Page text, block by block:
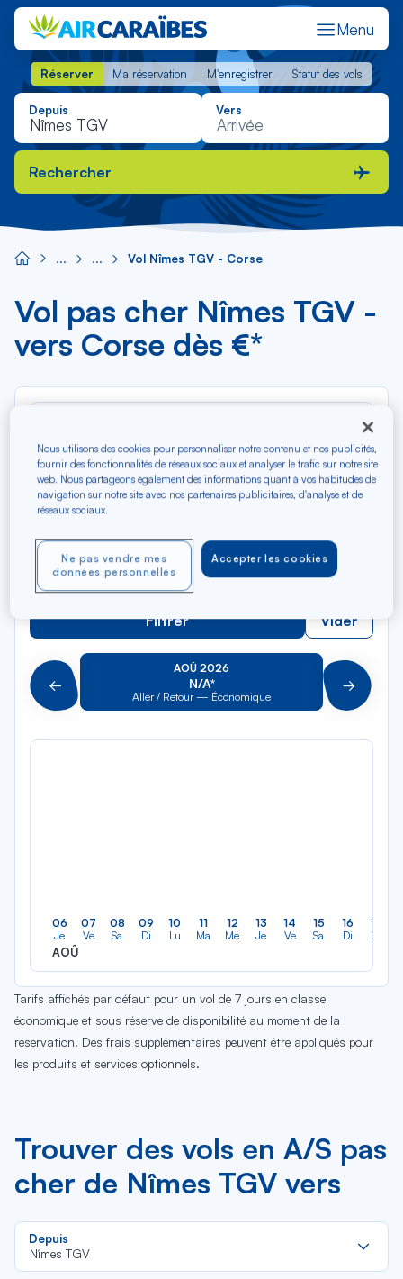
Menu
Réserver Ma réservation M'enregistrer Statut des vols
Réserver Ma réservation M'enregistrer Statut des vols
Depuis Vers
Rechercher
Vol Nîmes TGV - Corse
Vol pas cher Nîmes TGV -
vers Corse dès €*
la
liste
Vers
Pour aller vers
Type de trajet
Aller-Retour Aller simple
Filtrer Vider
Précédent
AOÛ 2026
N/A*
Aller / Retour — Économique Suivant
06
Je
AOÛ
07
Ve
08
Sa
09
Di
10
Lu
11
Ma
12
Me
13
Je
14
Ve
15
Sa
16
Di
17
Lu
Tarifs affichés par défaut pour un vol de 7 jours en classe
économique et sous réserve de disponibilité au moment de la
réservation. Des frais supplémentaires peuvent être appliqués pour
les produits et services optionnels.
Trouver des vols en A/S pas
cher de Nîmes TGV vers
Depuis
Nîmes TGV
Nous utilisons des cookies pour personnaliser notre contenu et nos publicités,
fournir des fonctionnalités de réseaux sociaux et analyser le trafic sur notre site
web. Nous partageons également des informations quant à vos habitudes de
navigation sur notre site avec nos partenaires publicitaires, d'analyse et de
réseaux sociaux.
Accepter les cookies
Ne pas vendre mes
données personnelles